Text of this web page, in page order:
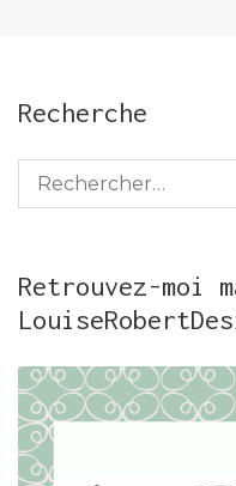
Recherche
Rechercher :
Retrouvez-moi